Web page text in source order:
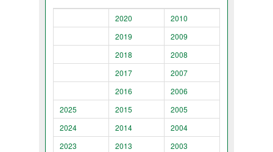
2020
2010
2019
2009
2018
2008
2017
2007
2016
2006
2025
2015
2005
2024
2014
2004
2023
2013
2003